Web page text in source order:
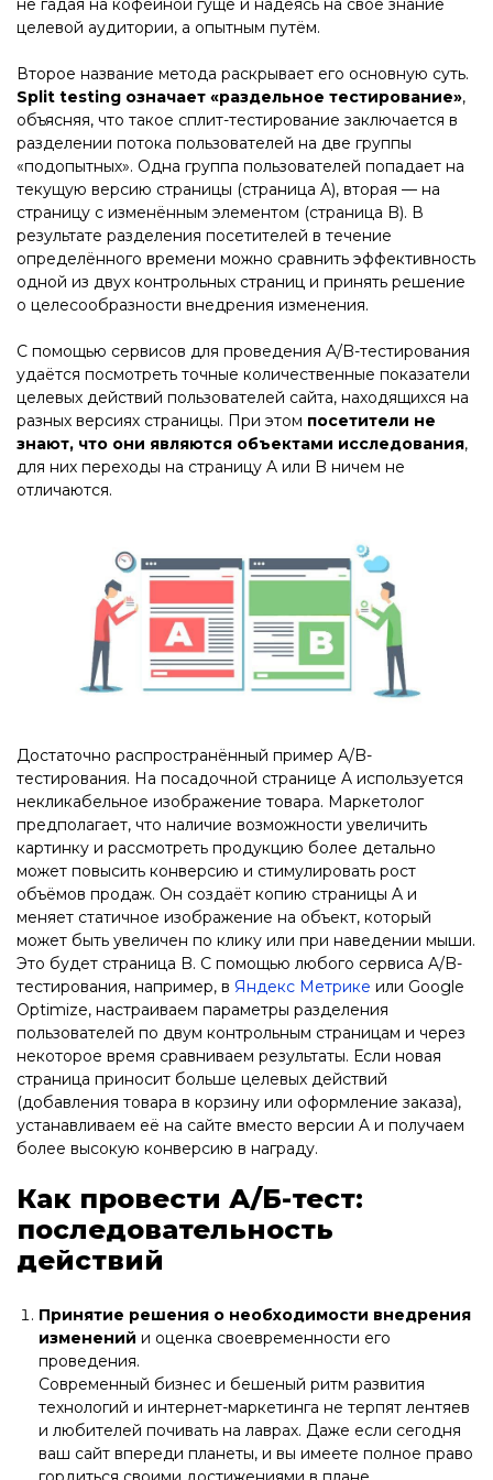
не гадая на кофейной гуще и надеясь на своё знание
целевой аудитории, а опытным путём.
Второе название метода раскрывает его основную суть.
Split testing означает «раздельное тестирование»,
объясняя, что такое сплит-тестирование заключается в
разделении потока пользователей на две группы
«подопытных». Одна группа пользователей попадает на
текущую версию страницы (страница A), вторая — на
страницу с изменённым элементом (страница B). В
результате разделения посетителей в течение
определённого времени можно сравнить эффективность
одной из двух контрольных страниц и принять решение
о целесообразности внедрения изменения.
С помощью сервисов для проведения A/B-тестирования
удаётся посмотреть точные количественные показатели
целевых действий пользователей сайта, находящихся на
разных версиях страницы. При этом посетители не
знают, что они являются объектами исследования,
для них переходы на страницу A или B ничем не
отличаются.
Достаточно распространённый пример A/B-
тестирования. На посадочной странице A используется
некликабельное изображение товара. Маркетолог
предполагает, что наличие возможности увеличить
картинку и рассмотреть продукцию более детально
может повысить конверсию и стимулировать рост
объёмов продаж. Он создаёт копию страницы A и
меняет статичное изображение на объект, который
может быть увеличен по клику или при наведении мыши.
Это будет страница B. С помощью любого сервиса A/B-
тестирования, например, в Яндекс Метрике или Google
Optimize, настраиваем параметры разделения
пользователей по двум контрольным страницам и через
некоторое время сравниваем результаты. Если новая
страница приносит больше целевых действий
(добавления товара в корзину или оформление заказа),
устанавливаем её на сайте вместо версии A и получаем
более высокую конверсию в награду.
Как провести А/Б-тест:
последовательность
действий
Принятие решения о необходимости внедрения
изменений и оценка своевременности его
проведения.
Современный бизнес и бешеный ритм развития
технологий и интернет-маркетинга не терпят лентяев
и любителей почивать на лаврах. Даже если сегодня
ваш сайт впереди планеты, и вы имеете полное право